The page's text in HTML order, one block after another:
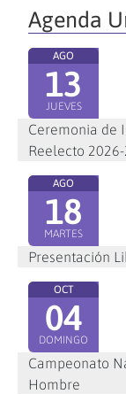
Agenda
AGO
13
JUEVES
Ceremonia de
Reelecto
AGO
18
MARTES
Presentación
OCT
04
DOMINGO
Campeonato
Hombre